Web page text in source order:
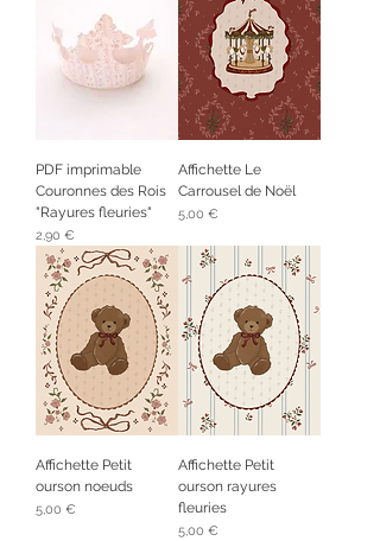
PDF imprimable
Couronnes des Rois
"Rayures fleuries"
Prix
2,90 €
Affichette Le
Carrousel de Noël
Prix
5,00 €
Affichette Petit
ourson noeuds
Prix
5,00 €
Affichette Petit
ourson rayures
fleuries
Prix
5,00 €